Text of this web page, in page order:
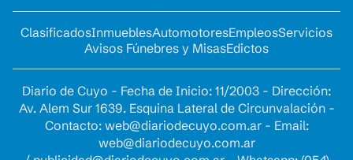
ClasificadosInmueblesAutomotoresEmpleosServicios
Avisos Fúnebres y MisasEdictos
Diario de Cuyo - Fecha de Inicio: 11/2003 - Dirección:
Av. Alem Sur 1639. Esquina Lateral de Circunvalación -
Contacto: web@diariodecuyo.com.ar- Email:
web@diariodecuyo.com.ar